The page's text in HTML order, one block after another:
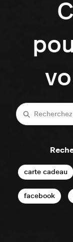
carte cadeau
facebook